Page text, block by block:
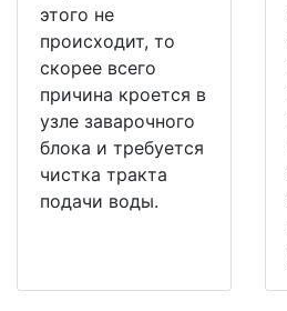
этого не
происходит, то
скорее всего
причина кроется в
узле заварочного
блока и требуется
чистка тракта
подачи воды.